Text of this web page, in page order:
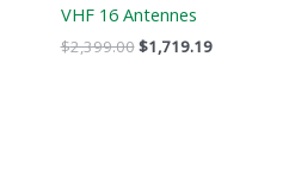
VHF 16 Antennes
$2,399.00$1,719.19